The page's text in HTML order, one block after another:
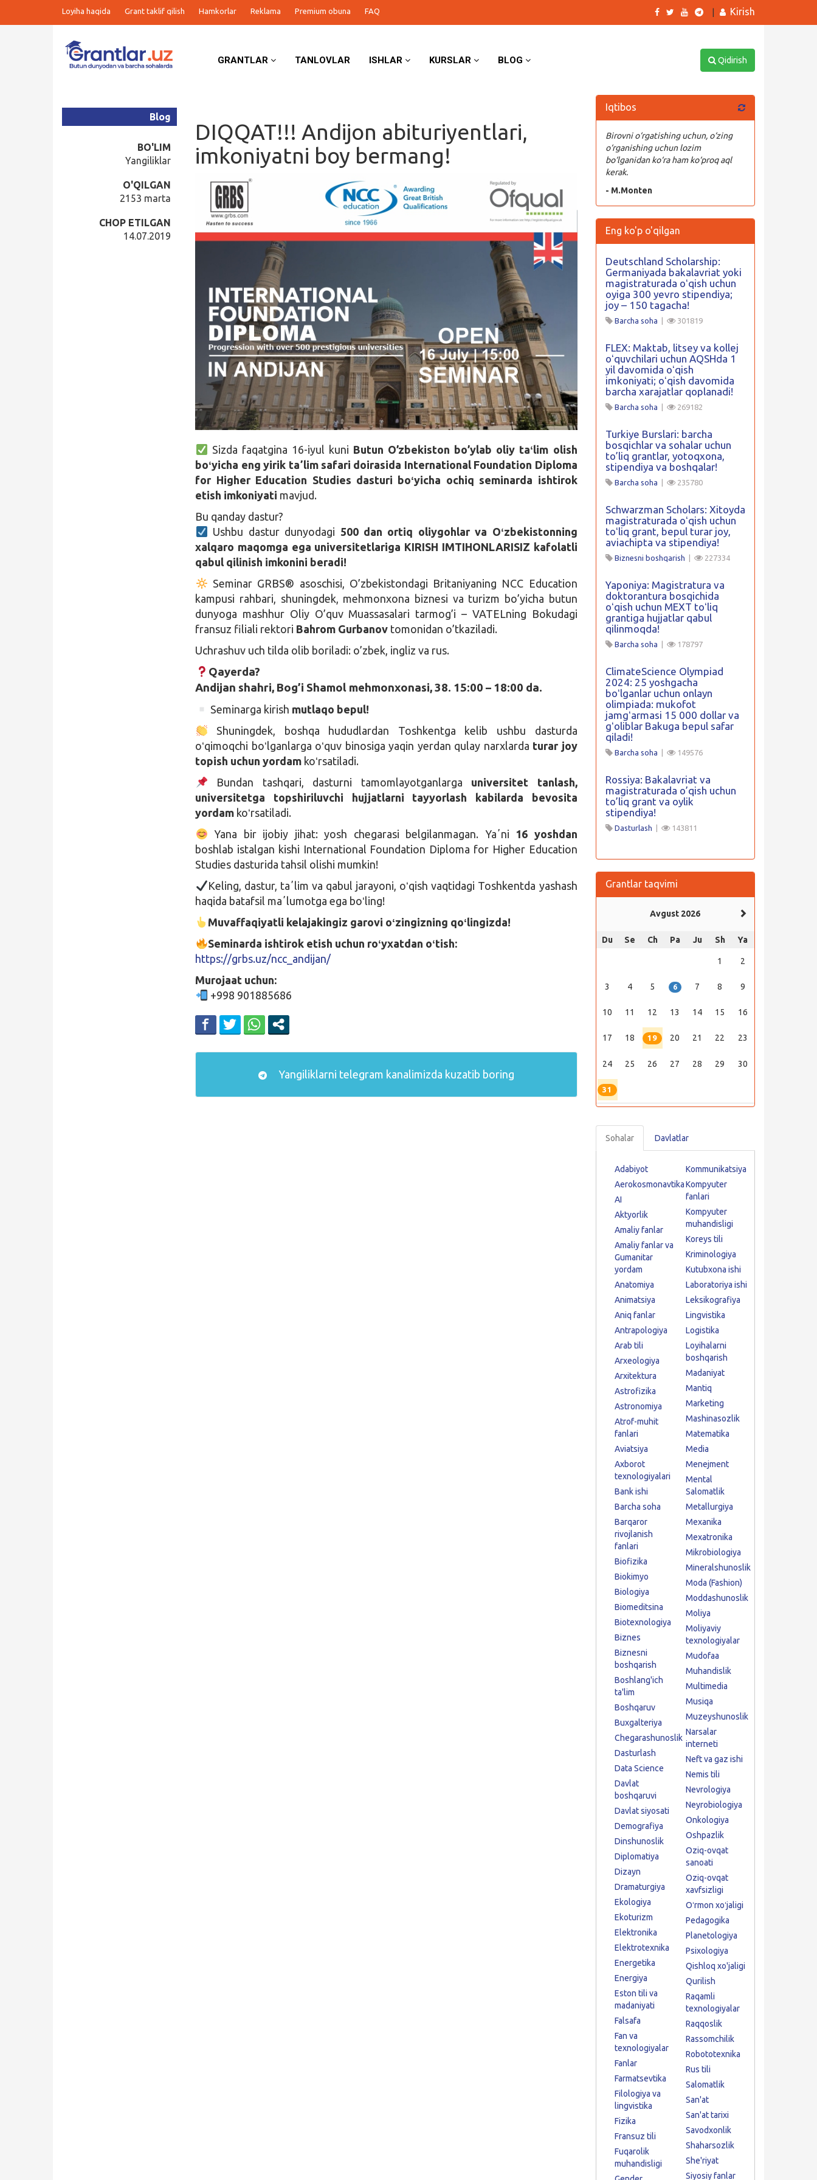
Loyiha haqida Grant taklif qilish Hamkorlar Reklama Premium obuna FAQ Kirish
GRANTLAR TANLOVLAR ISHLAR KURSLAR BLOG Qidirish
DIQQAT!!! Andijon abituriyentlari,
imkoniyatni boy bermang!
Blog
BO'LIM
Yangiliklar
O'QILGAN
2153 marta
CHOP ETILGAN
14.07.2019
Sizda faqatgina 16-iyul kuni Butun O’zbekiston bo’ylab oliy taʻlim olish
boʻyicha eng yirik taʼlim safari doirasida International Foundation Diploma
for Higher Education Studies dasturi boʻyicha ochiq seminarda ishtirok
etish imkoniyati mavjud.
Bu qanday dastur?
Ushbu dastur dunyodagi 500 dan ortiq oliygohlar va Oʻzbekistonning
xalqaro maqomga ega universitetlariga KIRISH IMTIHONLARISIZ kafolatli
qabul qilinish imkonini beradi!
Seminar GRBS® asoschisi, O’zbekistondagi Britaniyaning NCC Education
kampusi rahbari, shuningdek, mehmonxona biznesi va turizm bo’yicha butun
dunyoga mashhur Oliy O’quv Muassasalari tarmog’i – VATELning Bokudagi
fransuz filiali rektori Bahrom Gurbanov tomonidan o’tkaziladi.
Uchrashuv uch tilda olib boriladi: o’zbek, ingliz va rus.
Qayerda?
Andijan shahri, Bog’i Shamol mehmonxonasi, 38. 15:00 – 18:00 da.
Seminarga kirish mutlaqo bepul!
Shuningdek, boshqa hududlardan Toshkentga kelib ushbu dasturda
oʻqimoqchi boʻlganlarga oʻquv binosiga yaqin yerdan qulay narxlarda turar joy
topish uchun yordam koʻrsatiladi.
Bundan tashqari, dasturni tamomlayotganlarga universitet tanlash,
universitetga topshiriluvchi hujjatlarni tayyorlash kabilarda bevosita
yordam koʻrsatiladi.
Yana bir ijobiy jihat: yosh chegarasi belgilanmagan. Yaʼni 16 yoshdan
boshlab istalgan kishi International Foundation Diploma for Higher Education
Studies dasturida tahsil olishi mumkin!
Keling, dastur, taʼlim va qabul jarayoni, oʻqish vaqtidagi Toshkentda yashash
haqida batafsil maʼlumotga ega boʻling!
Muvaffaqiyatli kelajakingiz garovi oʻzingizning qoʻlingizda!
Seminarda ishtirok etish uchun roʻyxatdan oʻtish:
https://grbs.uz/ncc_andijan/
Murojaat uchun:
+998 901885686
Yangiliklarni telegram kanalimizda kuzatib boring
Iqtibos
Birovni o‘rgatishing uchun, o‘zing
o‘rganishing uchun lozim
bo‘lganidan ko‘ra ham ko‘proq aql
kerak.
- M.Monten
Eng ko'p o'qilgan
Deutschland Scholarship:
Germaniyada bakalavriat yoki
magistraturada oʻqish uchun
oyiga 300 yevro stipendiya;
joy – 150 tagacha!
Barcha soha 301819
FLEX: Maktab, litsey va kollej
oʻquvchilari uchun AQSHda 1
yil davomida oʻqish
imkoniyati; oʻqish davomida
barcha xarajatlar qoplanadi!
Barcha soha 269182
Turkiye Burslari: barcha
bosqichlar va sohalar uchun
to’liq grantlar, yotoqxona,
stipendiya va boshqalar!
Barcha soha 235780
Schwarzman Scholars: Xitoyda
magistraturada oʻqish uchun
toʻliq grant, bepul turar joy,
aviachipta va stipendiya!
Biznesni boshqarish 227334
Yaponiya: Magistratura va
doktorantura bosqichida
oʻqish uchun MEXT toʻliq
grantiga hujjatlar qabul
qilinmoqda!
Barcha soha 178797
ClimateScience Olympiad
2024: 25 yoshgacha
boʻlganlar uchun onlayn
olimpiada: mukofot
jamgʻarmasi 15 000 dollar va
gʻoliblar Bakuga bepul safar
qiladi!
Barcha soha 149576
Rossiya: Bakalavriat va
magistraturada o’qish uchun
to’liq grant va oylik
stipendiya!
Dasturlash 143811
Grantlar taqvimi
Avgust 2026
Du Se Ch Pa Ju Sh Ya
1 2
3 4 5 6 7 8 9
10 11 12 13 14 15 16
17 18 19 20 21 22 23
24 25 26 27 28 29 30
31
Sohalar Davlatlar
Adabiyot
Aerokosmonavtika
AI
Aktyorlik
Amaliy fanlar
Amaliy fanlar va
Gumanitar
yordam
Anatomiya
Animatsiya
Aniq fanlar
Antrapologiya
Arab tili
Arxeologiya
Arxitektura
Astrofizika
Astronomiya
Atrof-muhit
fanlari
Aviatsiya
Axborot
texnologiyalari
Bank ishi
Barcha soha
Barqaror
rivojlanish
fanlari
Biofizika
Biokimyo
Biologiya
Biomeditsina
Biotexnologiya
Biznes
Biznesni
boshqarish
Boshlang'ich
ta'lim
Boshqaruv
Buxgalteriya
Chegarashunoslik
Dasturlash
Data Science
Davlat
boshqaruvi
Davlat siyosati
Demografiya
Dinshunoslik
Diplomatiya
Dizayn
Dramaturgiya
Ekologiya
Ekoturizm
Elektronika
Elektrotexnika
Energetika
Energiya
Eston tili va
madaniyati
Falsafa
Fan va
texnologiyalar
Fanlar
Farmatsevtika
Filologiya va
lingvistika
Fizika
Fransuz tili
Fuqarolik
muhandisligi
Kommunikatsiya
Kompyuter
fanlari
Kompyuter
muhandisligi
Koreys tili
Kriminologiya
Kutubxona ishi
Laboratoriya ishi
Leksikografiya
Lingvistika
Logistika
Loyihalarni
boshqarish
Madaniyat
Mantiq
Marketing
Mashinasozlik
Matematika
Media
Menejment
Mental
Salomatlik
Metallurgiya
Mexanika
Mexatronika
Mikrobiologiya
Mineralshunoslik
Moda (Fashion)
Moddashunoslik
Moliya
Moliyaviy
texnologiyalar
Mudofaa
Muhandislik
Multimedia
Musiqa
Muzeyshunoslik
Narsalar
interneti
Neft va gaz ishi
Nemis tili
Nevrologiya
Neyrobiologiya
Onkologiya
Oshpazlik
Oziq-ovqat
sanoati
Oziq-ovqat
xavfsizligi
Oʻrmon xoʻjaligi
Pedagogika
Planetologiya
Psixologiya
Qishloq xo'jaligi
Qurilish
Raqamli
texnologiyalar
Raqqoslik
Rassomchilik
Robototexnika
Rus tili
Salomatlik
San'at
San'at tarixi
Savodxonlik
Shaharsozlik
She'riyat
Siyosiy fanlar